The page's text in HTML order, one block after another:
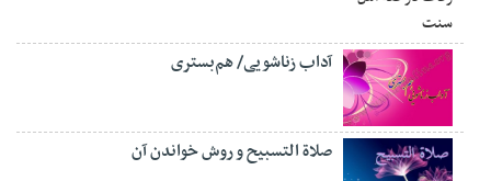
آداب زناشویی/ هم‌بستری
صلاة التسبيح و روش خواندن آن